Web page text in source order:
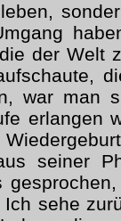
der Welt
war man
erlangen
seiner
sehe